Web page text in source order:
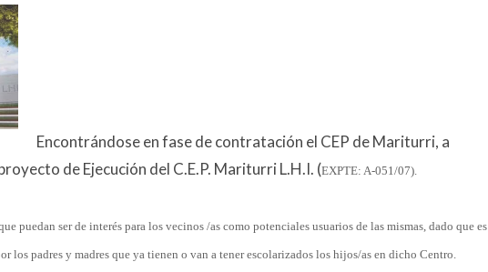
Encontrándose en fase de contratación el CEP de Mariturri, a
de Ejecución del C.E.P. Mariturri L.H.I. (EXPTE: A-051/07).
puedan ser de interés para los vecinos /as como potenciales usuarios de las mismas, dado que es
los padres y madres que ya tienen o van a tener escolarizados los hijos/as en dicho Centro.